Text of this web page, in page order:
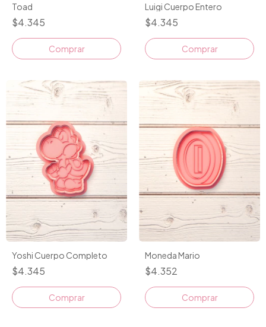
Toad
$4.345
Comprar
Luigi Cuerpo Entero
$4.345
Comprar
Yoshi Cuerpo Completo
$4.345
Comprar
Moneda Mario
$4.352
Comprar